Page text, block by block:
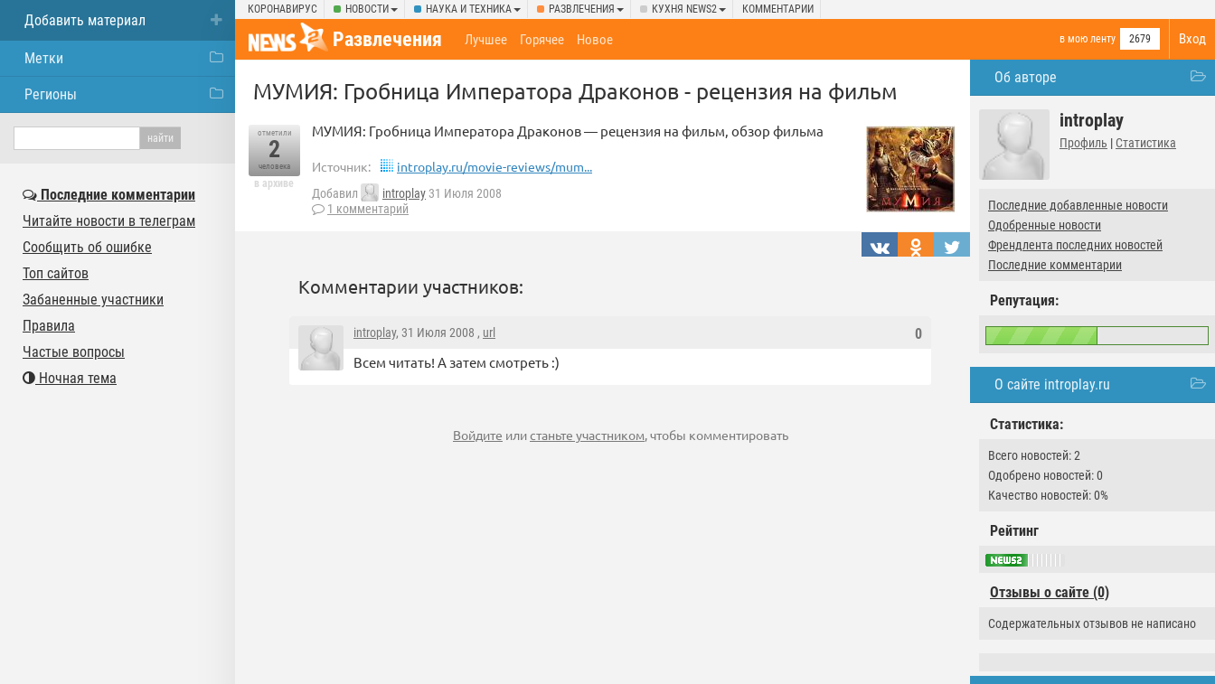
КОРОНАВИРУС НОВОСТИ НАУКА И ТЕХНИКА РАЗВЛЕЧЕНИЯ КУХНЯ NEWS2 КОММЕНТАРИИ
Вход
Развлечения в мою ленту 2679
Лучшее Горячее Новое
Об авторе
introplay
Профиль | Статистика
Последние добавленные новости
Одобренные новости
Френдлента последних новостей
Последние комментарии
Репутация:
О сайте introplay.ru
Статистика:
Всего новостей: 2
Одобрено новостей: 0
Качество новостей: 0%
Рейтинг
Отзывы о сайте (0)
Содержательных отзывов не написано
МУМИЯ: Гробница Императора Драконов - рецензия на фильм
отметили
2
человека
в архиве
МУМИЯ: Гробница Императора Драконов — рецензия на фильм, обзор фильма
Источник: introplay.ru/movie-reviews/mum...
Добавил introplay 31 Июля 2008
1 комментарий
Комментарии участников:
0
introplay, 31 Июля 2008 , url
Всем читать! А затем смотреть :)
Войдите илистаньте участником, чтобы комментировать
Добавить материал
Метки
Регионы
Последние комментарии
Читайте новости в телеграм
Сообщить об ошибке
Топ сайтов
Забаненные участники
Правила
Частые вопросы
Ночная тема